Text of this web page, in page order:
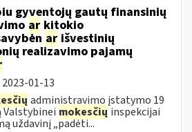
gyventojų gautų finansinių
ar kitokio
ar išvestinių
realizavimo pajamų
2023-01-13
administravimo įstatymo 19
mokesčių inspekcijai
uždavinį „padėti...